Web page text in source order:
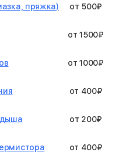
пряжка) от 500₽
от 1500₽
от 1000₽
от 400₽
от 200₽
от 400₽